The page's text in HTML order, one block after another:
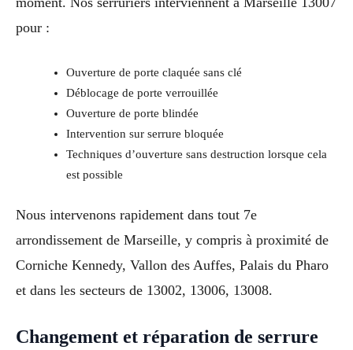
pour :
Ouverture de porte claquée sans clé
Déblocage de porte verrouillée
Ouverture de porte blindée
Intervention sur serrure bloquée
Techniques d’ouverture sans destruction lorsque cela
est possible
Nous intervenons rapidement dans tout 7e
arrondissement de Marseille, y compris à proximité de
Corniche Kennedy, Vallon des Auffes, Palais du Pharo
et dans les secteurs de 13002, 13006, 13008.
Changement et réparation de serrure